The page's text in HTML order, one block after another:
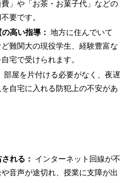
」や「お茶・お菓子代」などの
要です。
高い指導： 地方に住んでいて
難関大の現役学生、経験豊富な
宅で受けられます。
部屋を片付ける必要がなく、夜遅
自宅に入れる防犯上の不安があ
れる：
インターネット回線が不
音声が途切れ、授業に支障が出